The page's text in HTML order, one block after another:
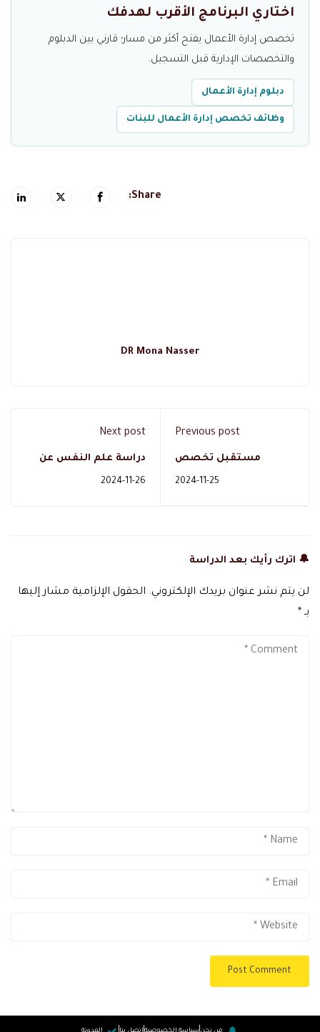
اختاري البرنامج الأقرب لهدفك
تخصص إدارة الأعمال يفتح أكثر من مسار؛ قارني بين الدبلوم
والتخصصات الإدارية قبل التسجيل.
دبلوم إدارة الأعمال
وظائف تخصص إدارة الأعمال للبنات
Share:
DR Mona Nasser
Previous post
مستقبل تخصص
2024-11-25
Next post
دراسة علم النفس عن
2024-11-26
🔔 اترك رأيك بعد الدراسة
لن يتم نشر عنوان بريدك الإلكتروني. الحقول الإلزامية مشار إليها
بـ *